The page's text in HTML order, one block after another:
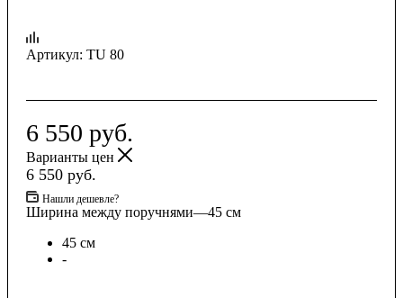
Артикул: TU 80
6 550 руб.
Варианты цен
6 550 руб.
Нашли дешевле?
Ширина между поручнями—45 см
45 см
-